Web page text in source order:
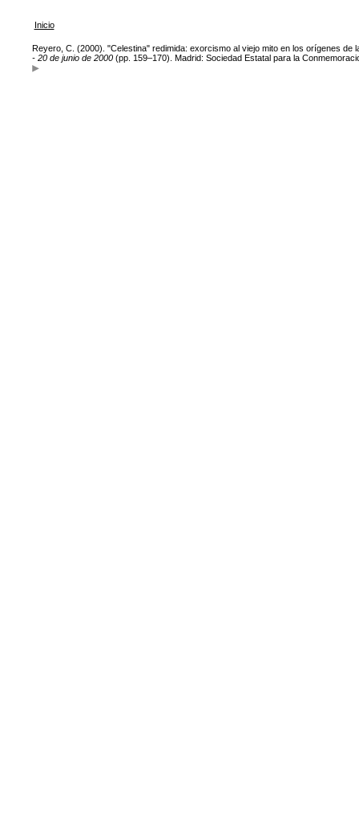
Inicio
Reyero, C. (2000). "Celestina" redimida: exorcismo al viejo mito en los orígenes de
- 20 de junio de 2000(pp. 159–170). Madrid: Sociedad Estatal para la